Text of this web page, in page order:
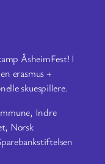
ÅsheimFest! I
erasmus +
skuespillere.
Indre
Norsk